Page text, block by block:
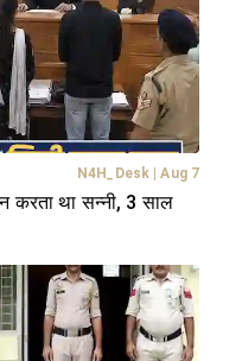
N4H_Desk Aug 7
करता था सन्नी, 3 साल